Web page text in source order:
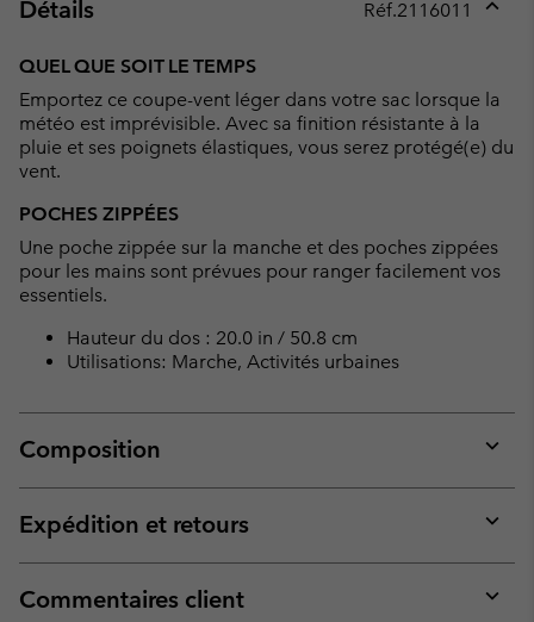
Détails Réf.2116011
QUEL QUE SOIT LE TEMPS
Emportez ce coupe-vent léger dans votre sac lorsque la
météo est imprévisible. Avec sa finition résistante à la
pluie et ses poignets élastiques, vous serez protégé(e) du
vent.
POCHES ZIPPÉES
Une poche zippée sur la manche et des poches zippées
pour les mains sont prévues pour ranger facilement vos
essentiels.
Hauteur du dos : 20.0 in / 50.8 cm
Utilisations: Marche, Activités urbaines
Composition
or
Expédition et retours
or
Commentaires client